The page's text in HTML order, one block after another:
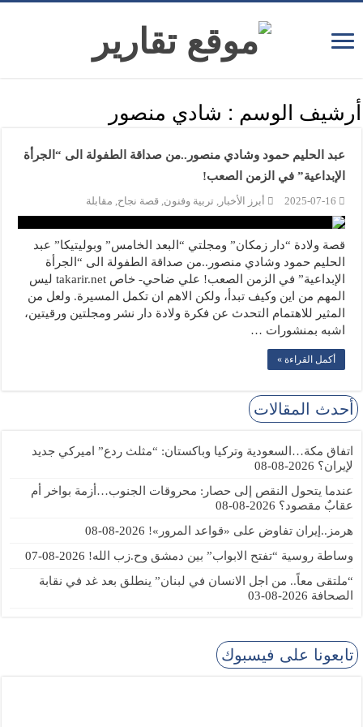
أرشيف الوسم : شادي منصور
عبد الحليم حمود وشادي منصور..من صداقة الطفولة الى “الجرأة
الإبداعية” في الزمن الصعب!
2025-07-16 أبرز الأخبار تربية وفنون ,قصة نجاح مقابلة
قصة ولادة “دار زمكان” ومجلتي “البعد الخامس” وبوليتيكا” عبد
الحليم حمود وشادي منصور..من صداقة الطفولة الى “الجرأة
الإبداعية” في الزمن الصعب! علي ضاحي- خاص takarir.net ليس
المهم من اين وكيف تبدأ، ولكن الاهم ان تكمل المسيرة. ولعل من
المثير للاهتمام التحدث عن فكرة ولادة دار نشر ومجلتين ورقيتين،
اشبه بمنشورات …
أكمل القراءة »
أحدث المقالات
اتفاق مكة…السعودية وتركيا وباكستان: “مثلث ردع” اميركي جديد
لإيران؟ 2026-08-08
عندما يتحول النقص إلى حصار: محروقات الجنوب…أزمة بواخر أم
عقابٌ مقصود؟ 2026-08-08
هرمز..إيران تفاوض على «قواعد المرور»! 2026-08-08
وساطة روسية “تفتح الابواب” بين دمشق وح.زب الله! 2026-08-07
“ملتقى معاً.. من اجل الانسان في لبنان” ينطلق بعد غد في نقابة
الصحافة 2026-08-03
تابعونا على فيسبوك